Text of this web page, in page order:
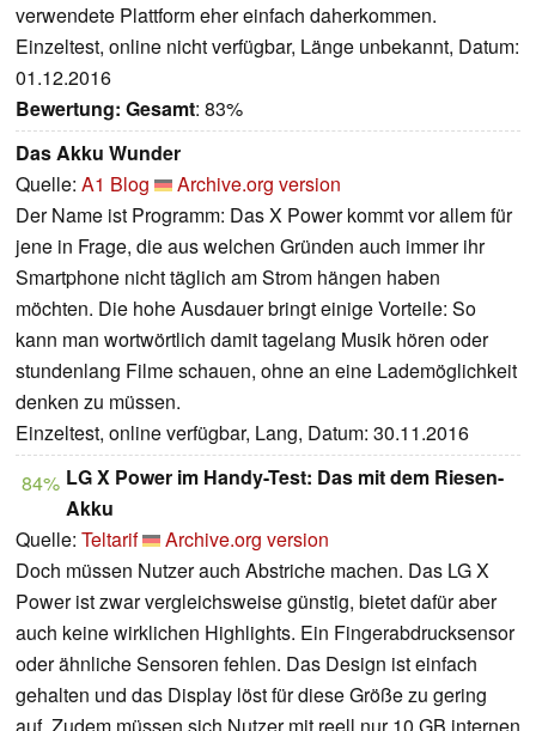
verwendete Plattform eher einfach daherkommen.
Einzeltest, online nicht verfügbar, Länge unbekannt, Datum:
01.12.2016
Bewertung: Gesamt: 83%
Das Akku Wunder
Quelle: A1 Blog
Archive.org version
Der Name ist Programm: Das X Power kommt vor allem für
jene in Frage, die aus welchen Gründen auch immer ihr
Smartphone nicht täglich am Strom hängen haben
möchten. Die hohe Ausdauer bringt einige Vorteile: So
kann man wortwörtlich damit tagelang Musik hören oder
stundenlang Filme schauen, ohne an eine Lademöglichkeit
denken zu müssen.
Einzeltest, online verfügbar, Lang, Datum: 30.11.2016
84% LG X Power im Handy-Test: Das mit dem Riesen-
Akku
Quelle: Teltarif
Archive.org version
Doch müssen Nutzer auch Abstriche machen. Das LG X
Power ist zwar vergleichsweise günstig, bietet dafür aber
auch keine wirklichen Highlights. Ein Fingerabdrucksensor
oder ähnliche Sensoren fehlen. Das Design ist einfach
gehalten und das Display löst für diese Größe zu gering